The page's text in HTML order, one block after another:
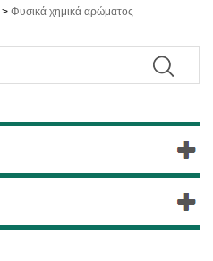
> Φυσικά χημικά αρώματος